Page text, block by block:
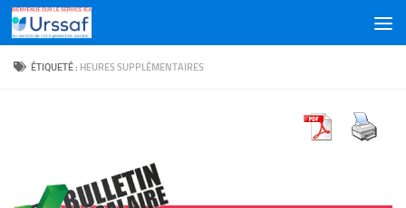
Skip to content
ÉTIQUETÉ : HEURES SUPPLÉMENTAIRES